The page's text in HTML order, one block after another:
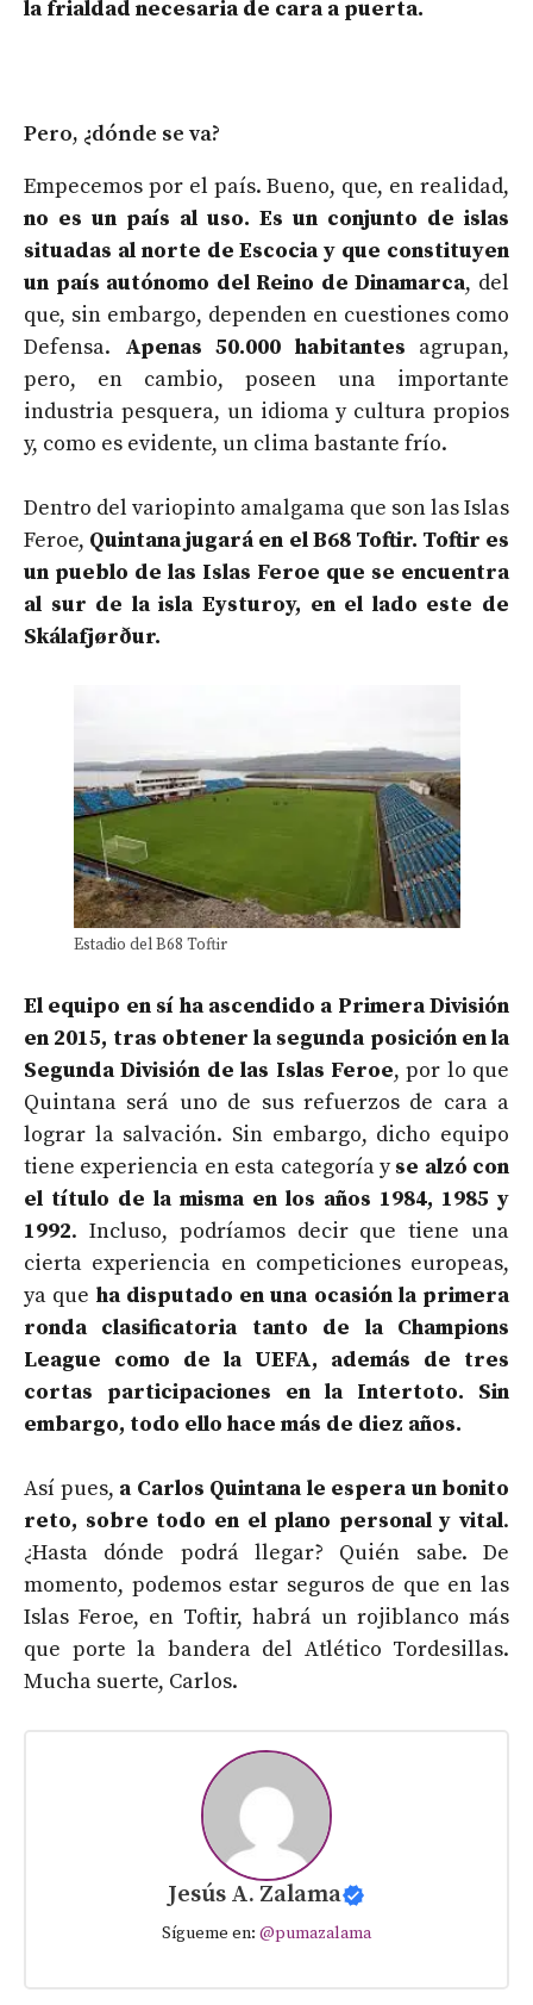
la frialdad necesaria de cara a puerta.
Pero, ¿dónde se va?
Empecemos por el país. Bueno, que, en realidad,
no es un país al uso. Es un conjunto de islas
situadas al norte de Escocia y que constituyen
un país autónomo del Reino de Dinamarca, del
que, sin embargo, dependen en cuestiones como
Defensa. Apenas 50.000 habitantes agrupan,
pero, en cambio, poseen una importante
industria pesquera, un idioma y cultura propios
y, como es evidente, un clima bastante frío.
Dentro del variopinto amalgama que son las Islas
Feroe, Quintana jugará en el B68 Toftir. Toftir es
un pueblo de las Islas Feroe que se encuentra
al sur de la isla Eysturoy, en el lado este de
Skálafjørður.
Estadio del B68 Toftir
El equipo en sí ha ascendido a Primera División
en 2015, tras obtener la segunda posición en la
Segunda División de las Islas Feroe, por lo que
Quintana será uno de sus refuerzos de cara a
lograr la salvación. Sin embargo, dicho equipo
tiene experiencia en esta categoría yse alzó con
el título de la misma en los años 1984, 1985 y
1992. Incluso, podríamos decir que tiene una
cierta experiencia en competiciones europeas,
ya que ha disputado en una ocasión la primera
ronda clasificatoria tanto de la Champions
League como de la UEFA, además de tres
cortas participaciones en la Intertoto. Sin
embargo, todo ello hace más de diez años.
Así pues, a Carlos Quintana le espera un bonito
reto, sobre todo en el plano personal y vital.
¿Hasta dónde podrá llegar? Quién sabe. De
momento, podemos estar seguros de que en las
Islas Feroe, en Toftir, habrá un rojiblanco más
que porte la bandera del Atlético Tordesillas.
Mucha suerte, Carlos.
Jesús A. Zalama
Sígueme en: @pumazalama